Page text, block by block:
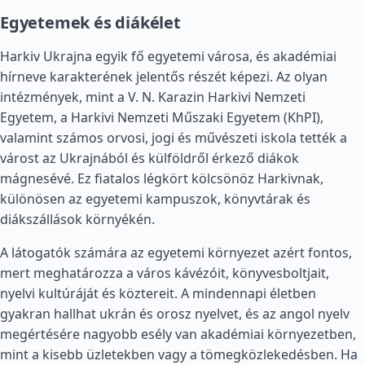
Egyetemek és diákélet
Harkiv Ukrajna egyik fő egyetemi városa, és akadémiai
hírneve karakterének jelentős részét képezi. Az olyan
intézmények, mint a V. N. Karazin Harkivi Nemzeti
Egyetem, a Harkivi Nemzeti Műszaki Egyetem (KhPI),
valamint számos orvosi, jogi és művészeti iskola tették a
várost az Ukrajnából és külföldről érkező diákok
mágnesévé. Ez fiatalos légkört kölcsönöz Harkivnak,
különösen az egyetemi kampuszok, könyvtárak és
diákszállások környékén.
A látogatók számára az egyetemi környezet azért fontos,
mert meghatározza a város kávézóit, könyvesboltjait,
nyelvi kultúráját és köztereit. A mindennapi életben
gyakran hallhat ukrán és orosz nyelvet, és az angol nyelv
megértésére nagyobb esély van akadémiai környezetben,
mint a kisebb üzletekben vagy a tömegközlekedésben. Ha